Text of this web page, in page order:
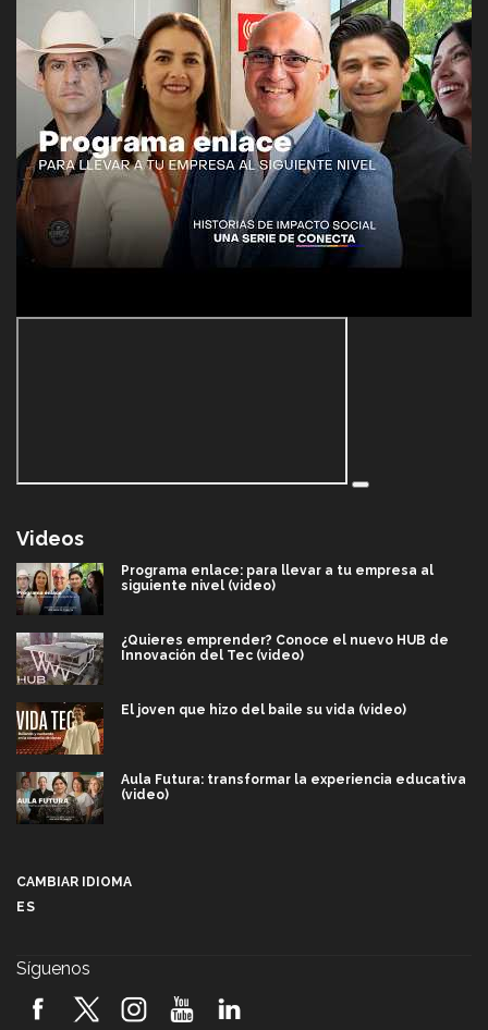
Videos
Programa enlace: para llevar a tu empresa al
siguiente nivel (video)
¿Quieres emprender? Conoce el nuevo HUB de
Innovación del Tec (video)
El joven que hizo del baile su vida (video)
Aula Futura: transformar la experiencia educativa
(video)
2026! (video)
CAMBIAR IDIOMA
ES
Síguenos